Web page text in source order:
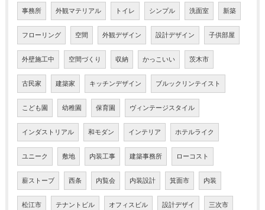
事務所 外観マテリアル トイレ シンプル 洗面室 新築
フローリング 空間 外観デザイン 設計デザイン 子供部屋
外壁施工中 空間づくり 収納 かっこいい 茨木市
古民家 建築家 キッチンデザイン ブルックリンテイスト
こども園 幼稚園 保育園 ヴィンテージスタイル
インダストリアル 和モダン インテリア ホテルライク
ユニーク 敷地 内装工事 建築事務所 ローコスト
薪ストーブ 西条 内覧会 内装設計 箕面市 内装
松江市 テナントビル オフィスビル 設計デザイ 三次市